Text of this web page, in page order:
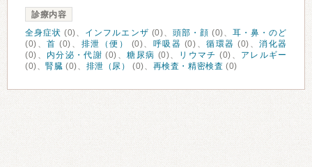
診療内容
全身症状 (0)、 インフルエンザ (0)、 頭部・顔 (0)、耳・鼻・のど
(0)、首 (0)、 排泄（便） (0)、 呼吸器 (0)、循環器 (0)、消化器
(0)、 内分泌・代謝 (0)、糖尿病 (0)、 リウマチ (0)、 アレルギー
(0)、腎臓 (0)、 排泄（尿） (0)、 再検査・精密検査 (0)